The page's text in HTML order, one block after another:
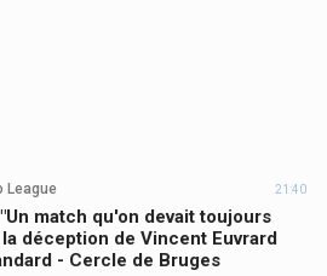
League 21:40
"Un match qu'on devait toujours
déception de Vincent Euvrard
- Cercle de Bruges